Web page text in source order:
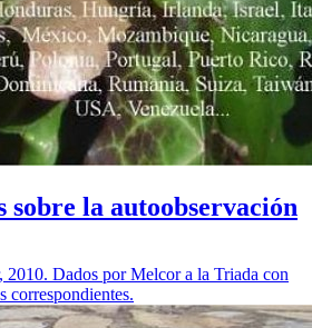
sobre la autoobservación
2010. Dados por Melcor a la Triada con
correspondientes.